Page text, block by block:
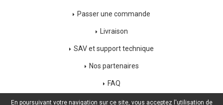
Passer une commande
Livraison
SAV et support technique
Nos partenaires
FAQ
Déconnexion
En poursuivant votre navigation sur ce site, vous acceptez l'utilisation de